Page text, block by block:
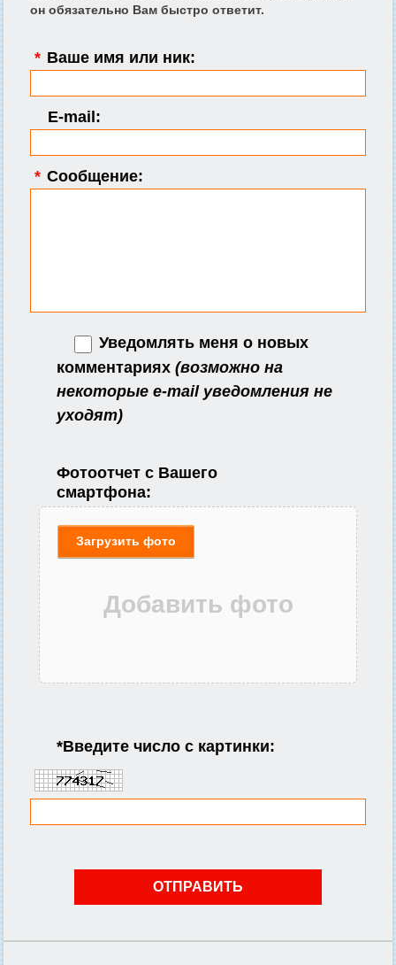
он обязательно Вам быстро ответит.
* Ваше имя или ник:
E-mail:
* Сообщение:
Уведомлять меня о новых
комментариях (возможно на
некоторые e-mail уведомления не
уходят)
Фотоотчет с Вашего
смартфона:
Загрузить фото
*Введите число с картинки: